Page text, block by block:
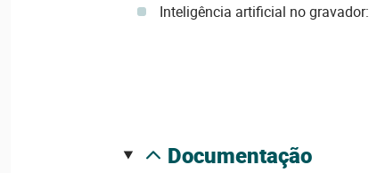
Inteligência artificial no gravador:
documentação